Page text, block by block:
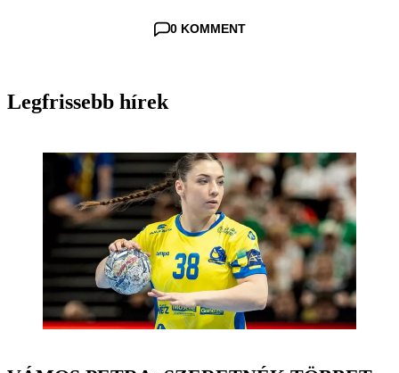
0 KOMMENT
Legfrissebb hírek